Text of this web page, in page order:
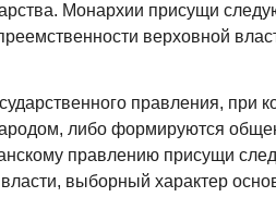
Монархии присущи
верховной
правления, при
либо формируются
правлению присущи
выборный характер